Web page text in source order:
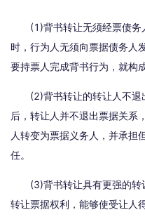
(1)背书转让无须经票债
时，行为人无须向票据债务人
要持票人完成背书行为，就构
(2)背书转让的转让人不退
后，转让人并不退出票据关系
人转变为票据义务人，并承担
任。
(3)背书转让具有更强的
转让票据权利，能够使受让人